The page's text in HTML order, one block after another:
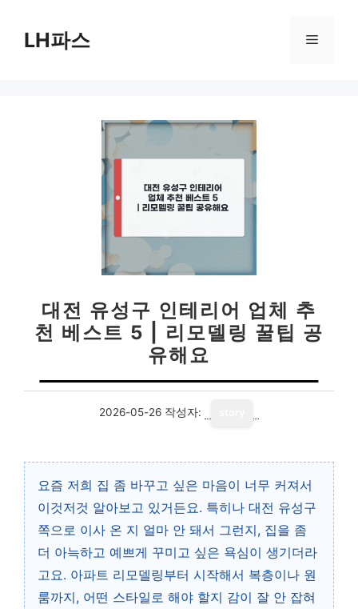
LH파스 메
대전 유성구 인테리어 업체 추
천 베스트 5 | 리모델링 꿀팁 공
유해요
2026-05-26 작성자:
요즘 저희 집 좀 바꾸고 싶은 마음이 너무 커져서
이것저것 알아보고 있거든요. 특히나 대전 유성구
쪽으로 이사 온 지 얼마 안 돼서 그런지, 집을 좀
더 아늑하고 예쁘게 꾸미고 싶은 욕심이 생기더라
고요. 아파트 리모델링부터 시작해서 복층이나 원
룸까지, 어떤 스타일로 해야 할지 감이 잘 안 잡혀